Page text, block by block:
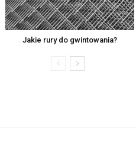
Jakie rury do gwintowania?